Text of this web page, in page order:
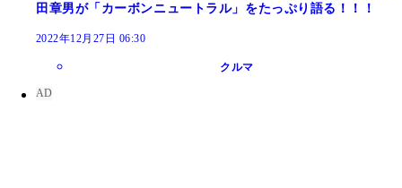
田章男が「カーボンニュートラル」をたっぷり語る！！！
2022年12月27日 06:30
クルマ